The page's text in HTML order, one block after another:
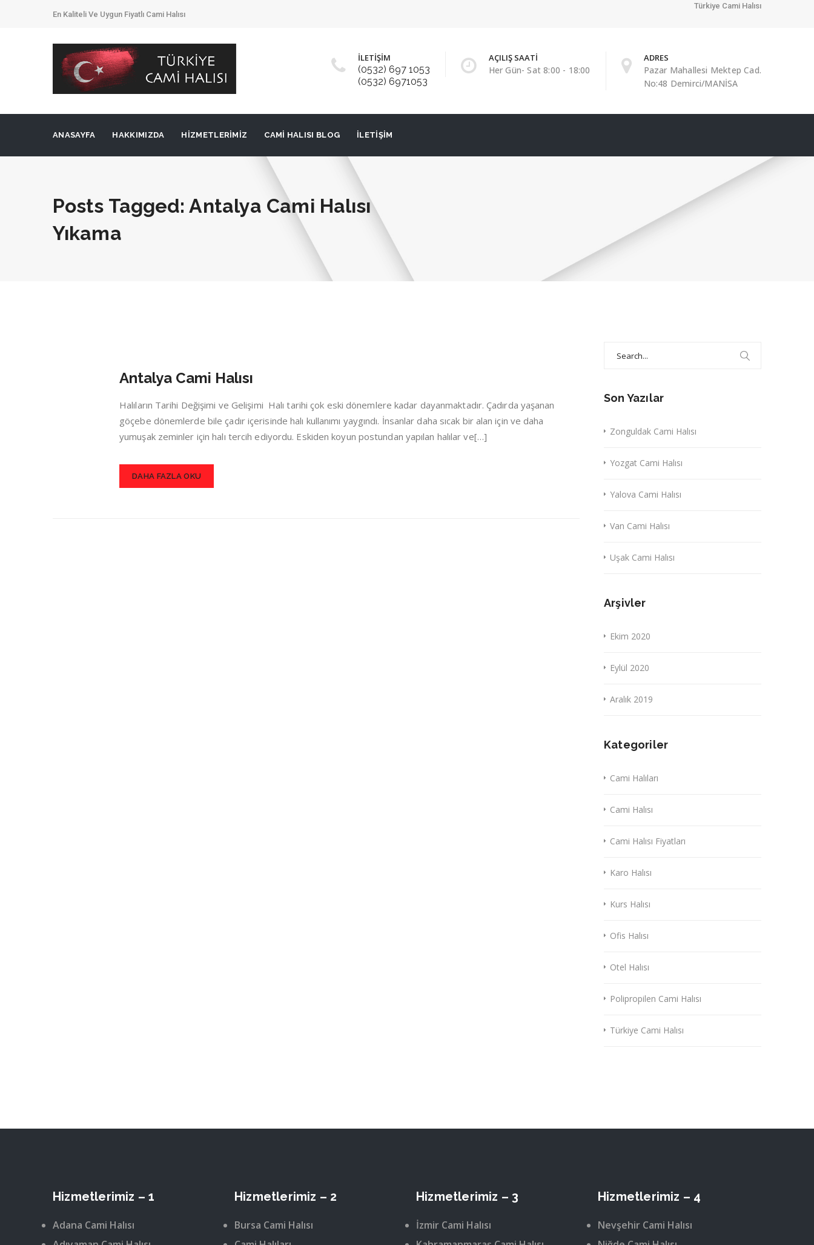
En Kaliteli Ve Uygun Fiyatlı Cami Halısı
Türkiye Cami Halısı
İLETİŞİM
(0532) 697 1053
(0532) 6971053
AÇILIŞ SAATİ
Her Gün- Sat 8:00 - 18:00
ADRES
Pazar Mahallesi Mektep Cad.
No:48 Demirci/MANİSA
ANASAYFA HAKKIMIZDA HIZMETLERIMIZ CAMI HALISI BLOG İLETIŞIM
Posts Tagged: Antalya Cami Halısı
Yıkama
Antalya Cami Halısı
Halıların Tarihi Değişimi ve Gelişimi Halı tarihi çok eski dönemlere kadar dayanmaktadır. Çadırda yaşanan
göçebe dönemlerde bile çadır içerisinde halı kullanımı yaygındı. İnsanlar daha sıcak bir alan için ve daha
yumuşak zeminler için halı tercih ediyordu. Eskiden koyun postundan yapılan halılar ve[…]
DAHA FAZLA OKU
Son Yazılar
Zonguldak Cami Halısı
Yozgat Cami Halısı
Yalova Cami Halısı
Van Cami Halısı
Uşak Cami Halısı
Arşivler
Ekim 2020
Eylül 2020
Aralık 2019
Kategoriler
Cami Halıları
Cami Halısı
Cami Halısı Fiyatları
Karo Halısı
Kurs Halısı
Ofis Halısı
Otel Halısı
Polipropilen Cami Halısı
Türkiye Cami Halısı
Hizmetlerimiz – 1
Adana Cami Halısı
Hizmetlerimiz – 2
Bursa Cami Halısı
Hizmetlerimiz – 3
İzmir Cami Halısı
Hizmetlerimiz – 4
Nevşehir Cami Halısı